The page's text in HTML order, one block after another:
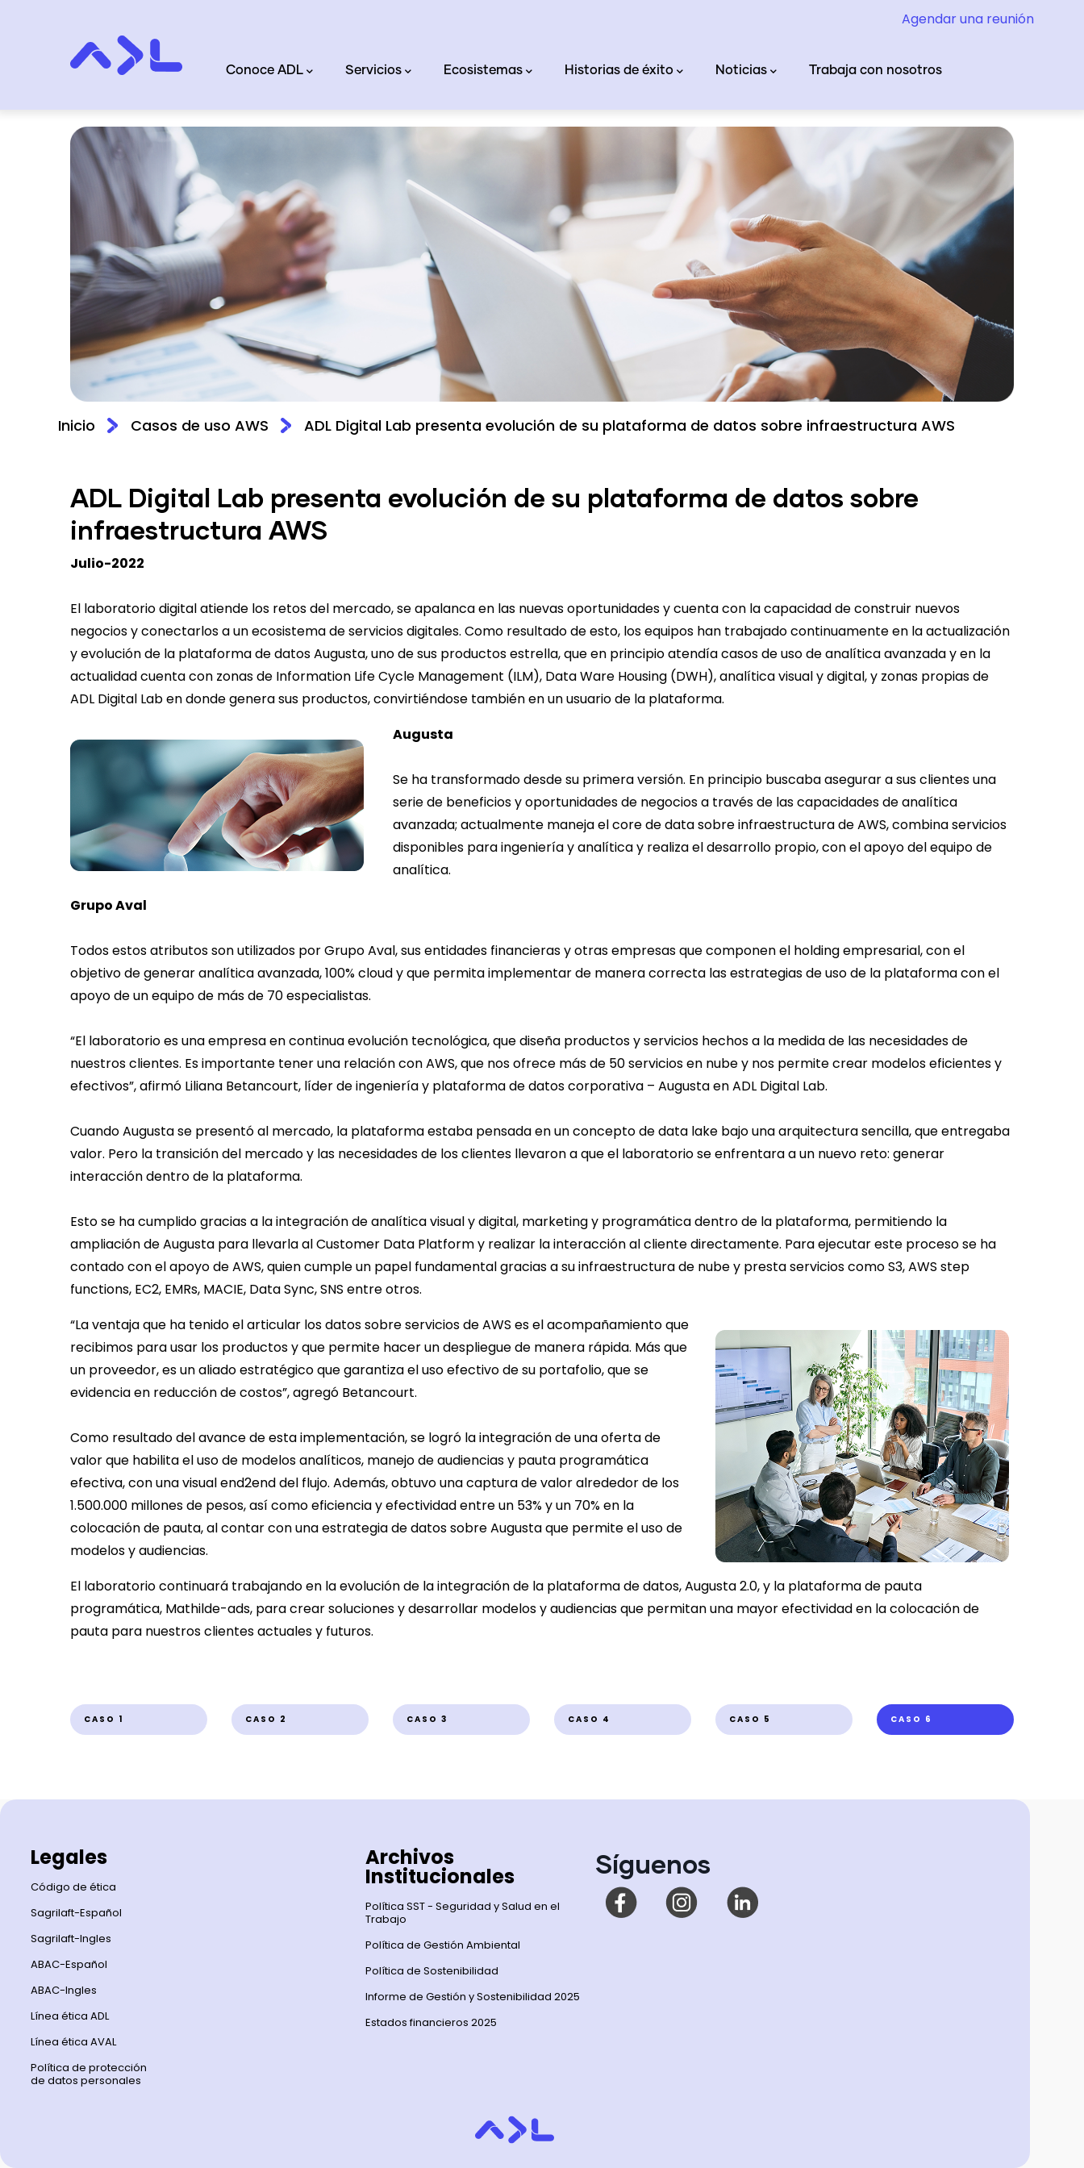
Agendar una reunión
Conoce ADL Servicios Ecosistemas Historias de éxito Noticias Trabaja con nosotros
Inicio Casos de uso AWS ADL Digital Lab presenta evolución de su plataforma de datos sobre infraestructura AWS
ADL Digital Lab presenta evolución de su plataforma de datos sobre
infraestructura AWS
Julio-2022
El laboratorio digital atiende los retos del mercado, se apalanca en las nuevas oportunidades y cuenta con la capacidad de construir nuevos
negocios y conectarlos a un ecosistema de servicios digitales. Como resultado de esto, los equipos han trabajado continuamente en la actualización
y evolución de la plataforma de datos Augusta, uno de sus productos estrella, que en principio atendía casos de uso de analítica avanzada y en la
actualidad cuenta con zonas de Information Life Cycle Management (ILM), Data Ware Housing (DWH), analítica visual y digital, y zonas propias de
ADL Digital Lab en donde genera sus productos, convirtiéndose también en un usuario de la plataforma.
Augusta
Se ha transformado desde su primera versión. En principio buscaba asegurar a sus clientes una
serie de beneficios y oportunidades de negocios a través de las capacidades de analítica
avanzada; actualmente maneja el core de data sobre infraestructura de AWS, combina servicios
disponibles para ingeniería y analítica y realiza el desarrollo propio, con el apoyo del equipo de
analítica.
Grupo Aval
Todos estos atributos son utilizados por Grupo Aval, sus entidades financieras y otras empresas que componen el holding empresarial, con el
objetivo de generar analítica avanzada, 100% cloud y que permita implementar de manera correcta las estrategias de uso de la plataforma con el
apoyo de un equipo de más de 70 especialistas.
“El laboratorio es una empresa en continua evolución tecnológica, que diseña productos y servicios hechos a la medida de las necesidades de
nuestros clientes. Es importante tener una relación con AWS, que nos ofrece más de 50 servicios en nube y nos permite crear modelos eficientes y
efectivos”, afirmó Liliana Betancourt, líder de ingeniería y plataforma de datos corporativa – Augusta en ADL Digital Lab.
Cuando Augusta se presentó al mercado, la plataforma estaba pensada en un concepto de data lake bajo una arquitectura sencilla, que entregaba
valor. Pero la transición del mercado y las necesidades de los clientes llevaron a que el laboratorio se enfrentara a un nuevo reto: generar
interacción dentro de la plataforma.
Esto se ha cumplido gracias a la integración de analítica visual y digital, marketing y programática dentro de la plataforma, permitiendo la
ampliación de Augusta para llevarla al Customer Data Platform y realizar la interacción al cliente directamente. Para ejecutar este proceso se ha
contado con el apoyo de AWS, quien cumple un papel fundamental gracias a su infraestructura de nube y presta servicios como S3, AWS step
functions, EC2, EMRs, MACIE, Data Sync, SNS entre otros.
“La ventaja que ha tenido el articular los datos sobre servicios de AWS es el acompañamiento que
recibimos para usar los productos y que permite hacer un despliegue de manera rápida. Más que
un proveedor, es un aliado estratégico que garantiza el uso efectivo de su portafolio, que se
evidencia en reducción de costos”, agregó Betancourt.
Como resultado del avance de esta implementación, se logró la integración de una oferta de
valor que habilita el uso de modelos analíticos, manejo de audiencias y pauta programática
efectiva, con una visual end2end del flujo. Además, obtuvo una captura de valor alrededor de los
1.500.000 millones de pesos, así como eficiencia y efectividad entre un 53% y un 70% en la
colocación de pauta, al contar con una estrategia de datos sobre Augusta que permite el uso de
modelos y audiencias.
El laboratorio continuará trabajando en la evolución de la integración de la plataforma de datos, Augusta 2.0, y la plataforma de pauta
programática, Mathilde-ads, para crear soluciones y desarrollar modelos y audiencias que permitan una mayor efectividad en la colocación de
pauta para nuestros clientes actuales y futuros.
CASO 1 CASO 2 CASO 3 CASO 4 CASO 5 CASO 6
Legales
Código de ética
Sagrilaft-Español
Sagrilaft-Ingles
ABAC-Español
ABAC-Ingles
Línea ética ADL
Línea ética AVAL
Política de protección
de datos personales
Archivos
Institucionales
Política SST - Seguridad y Salud en el
Trabajo
Política de Gestión Ambiental
Política de Sostenibilidad
Informe de Gestión y Sostenibilidad 2025
Estados financieros 2025
Síguenos